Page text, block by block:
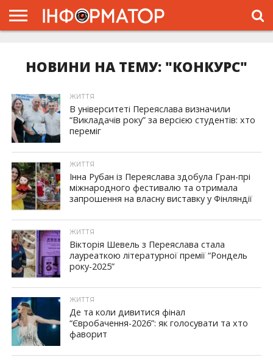
ПРОЄКТ
НОВИНИ НА ТЕМУ: "КОНКУРС"
ЖИТТЯ
В університеті Переяслава визначили
“Викладачів року” за версією студентів: хто
переміг
ЖИТТЯ
Інна Рубан із Переяслава здобула Гран-прі
міжнародного фестивалю та отримала
запрошення на власну виставку у Фінляндії
ЖИТТЯ
Вікторія Шевель з Переяслава стала
лауреаткою літературної премії “Рондель
року-2025”
ЖИТТЯ
Де та коли дивитися фінал
“Євробачення-2026”: як голосувати та хто
фаворит